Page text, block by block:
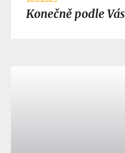
Konečně podle Vás